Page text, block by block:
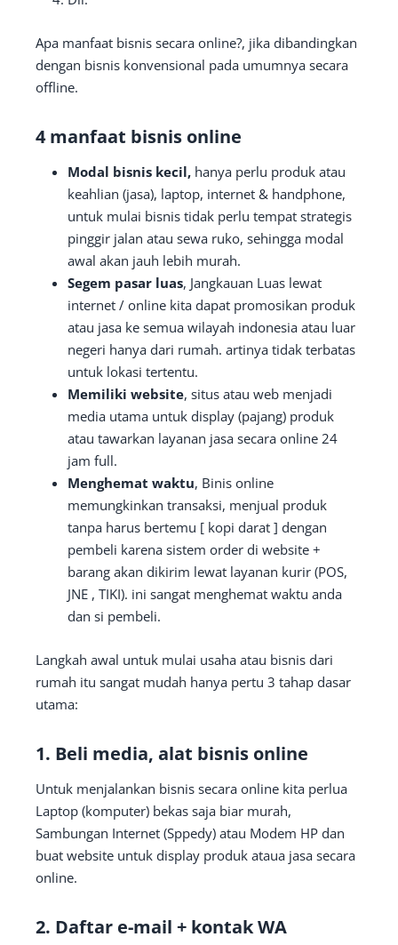
Apa manfaat bisnis secara online?, jika dibandingkan
dengan bisnis konvensional pada umumnya secara
offline.
4 manfaat bisnis online
Modal bisnis kecil, hanya perlu produk atau
keahlian (jasa), laptop, internet & handphone,
untuk mulai bisnis tidak perlu tempat strategis
pinggir jalan atau sewa ruko, sehingga modal
awal akan jauh lebih murah.
Segem pasar luas, Jangkauan Luas lewat
internet / online kita dapat promosikan produk
atau jasa ke semua wilayah indonesia atau luar
negeri hanya dari rumah. artinya tidak terbatas
untuk lokasi tertentu.
Memiliki website, situs atau web menjadi
media utama untuk display (pajang) produk
atau tawarkan layanan jasa secara online 24
jam full.
Menghemat waktu, Binis online
memungkinkan transaksi, menjual produk
tanpa harus bertemu [ kopi darat ] dengan
pembeli karena sistem order di website +
barang akan dikirim lewat layanan kurir (POS,
JNE , TIKI). ini sangat menghemat waktu anda
dan si pembeli.
Langkah awal untuk mulai usaha atau bisnis dari
rumah itu sangat mudah hanya pertu 3 tahap dasar
utama:
1. Beli media, alat bisnis online
Untuk menjalankan bisnis secara online kita perlua
Laptop (komputer) bekas saja biar murah,
Sambungan Internet (Sppedy) atau Modem HP dan
buat website untuk display produk ataua jasa secara
online.
2. Daftar e-mail + kontak WA